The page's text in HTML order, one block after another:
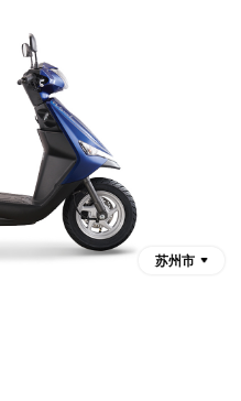
苏州市